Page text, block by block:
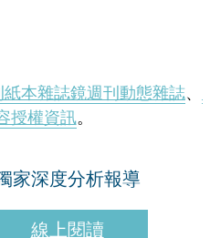
本雜誌鏡週刊動態雜誌、
授權資訊。
家深度分析報導
線上閱讀